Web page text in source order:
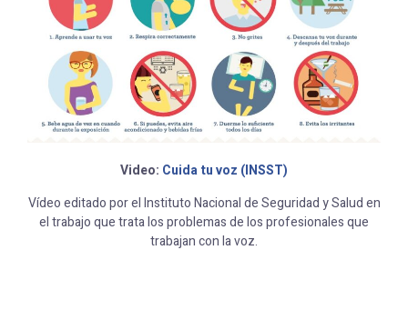
Video: Cuida tu voz (INSST)
Vídeo editado por el Instituto Nacional de Seguridad y Salud en
el trabajo que trata los problemas de los profesionales que
trabajan con la voz.